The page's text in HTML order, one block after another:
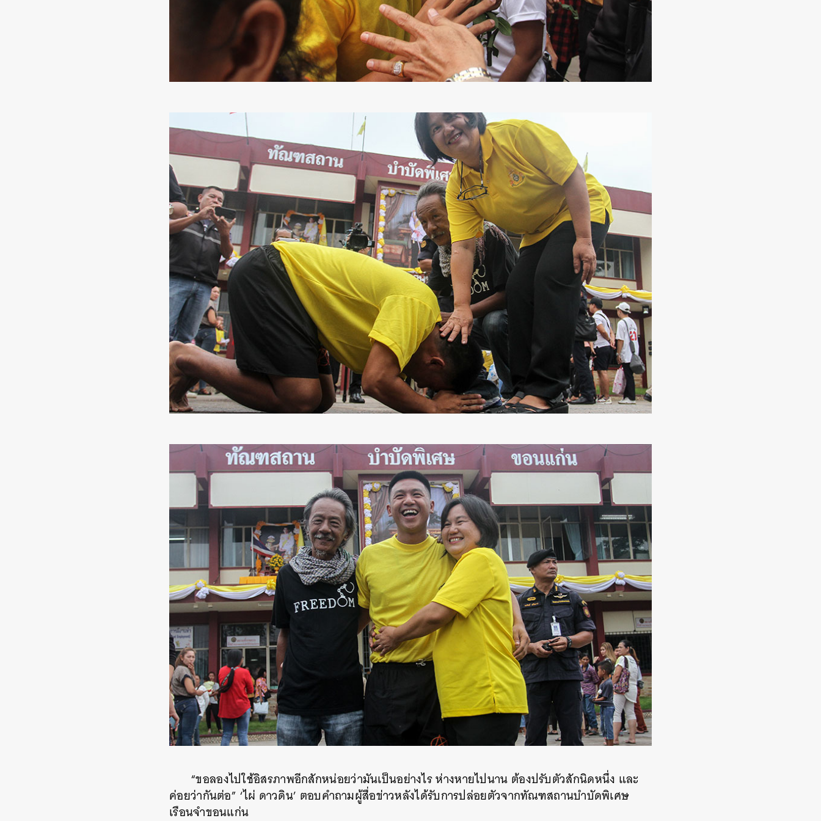
“ขอลองไปใช้อิสรภาพอีกสักหน่อยว่ามันเป็นอย่างไร ห่างหายไปนาน ต้องปรับตัวสักนิดหนึ่ง และ
ค่อยว่ากันต่อ” ‘ไผ่ ดาวดิน’ ตอบคำถามผู้สื่อข่าวหลังได้รับการปล่อยตัวจากทัณฑสถานบำบัดพิเศษ
เรือนจำขอนแก่น
SHARE TWEET LINE EMAIL